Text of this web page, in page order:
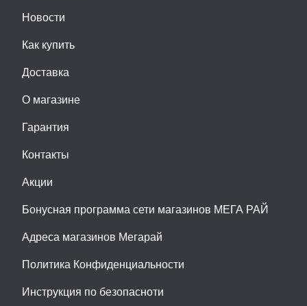
Новости
Как купить
Доставка
О магазине
Гарантия
Контакты
Акции
Бонусная программа сети магазинов МЕГА РАЙ
Адреса магазинов Мегарай
Политика Конфиденциальности
Инструкция по безопасноти